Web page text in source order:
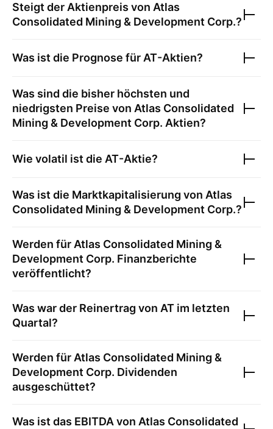
Steigt der Aktienpreis von Atlas
Consolidated Mining & Development Corp.?
Was ist die Prognose für AT-Aktien?
Was sind die bisher höchsten und
niedrigsten Preise von Atlas Consolidated
Mining & Development Corp. Aktien?
Wie volatil ist die AT-Aktie?
Was ist die Marktkapitalisierung von Atlas
Consolidated Mining & Development Corp.?
Werden für Atlas Consolidated Mining &
Development Corp. Finanzberichte
veröffentlicht?
Was war der Reinertrag von AT im letzten
Quartal?
Werden für Atlas Consolidated Mining &
Development Corp. Dividenden
ausgeschüttet?
Was ist das EBITDA von Atlas Consolidated